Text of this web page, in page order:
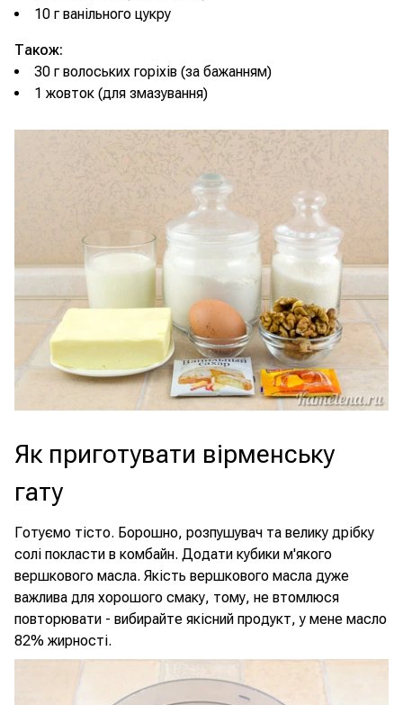
10 г ванільного цукру
Також:
30 г волоських горіхів (за бажанням)
1 жовток (для змазування)
Як приготувати вірменську
гату
Готуємо тісто. Борошно, розпушувач та велику дрібку
солі покласти в комбайн. Додати кубики м'якого
вершкового масла. Якість вершкового масла дуже
важлива для хорошого смаку, тому, не втомлюся
повторювати - вибирайте якісний продукт, у мене масло
82% жирності.